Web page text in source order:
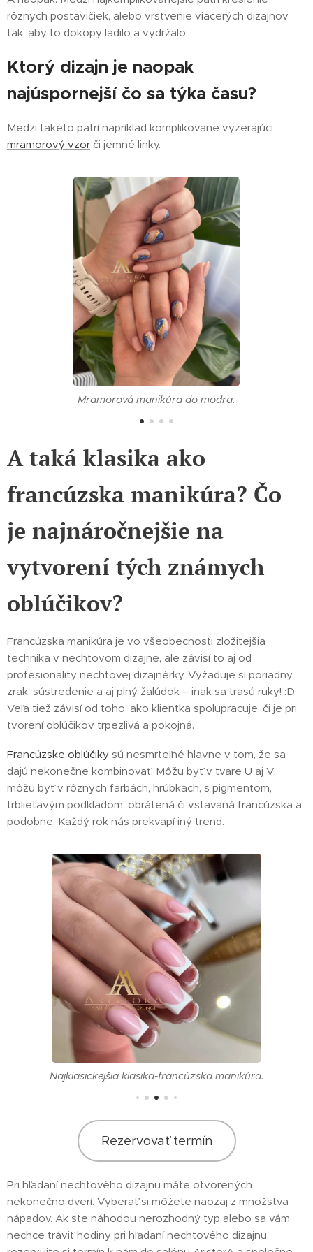
rôznych postavičiek, alebo vrstvenie viacerých dizajnov
tak, aby to dokopy ladilo a vydržalo.
Ktorý dizajn je naopak
najúspornejší čo sa týka času?
Medzi takéto patrí napríklad komplikovane vyzerajúci
mramorový vzor či jemné linky.
Mramorová manikúra do modra.
A taká klasika ako
francúzska manikúra? Čo
je najnáročnejšie na
vytvorení tých známych
oblúčikov?
Francúzska manikúra je vo všeobecnosti zložitejšia
technika v nechtovom dizajne, ale závisí to aj od
profesionality nechtovej dizajnérky. Vyžaduje si poriadny
zrak, sústredenie a aj plný žalúdok – inak sa trasú ruky! :D
Veľa tiež závisí od toho, ako klientka spolupracuje, či je pri
tvorení oblúčikov trpezlivá a pokojná.
Francúzske oblúčiky sú nesmrteľné hlavne v tom, že sa
dajú nekonečne kombinovať. Môžu byť v tvare U aj V,
môžu byť v rôznych farbách, hrúbkach, s pigmentom,
trblietavým podkladom, obrátená či vstavaná francúzska a
podobne. Každý rok nás prekvapí iný trend.
Najklasickejšia klasika-francúzska manikúra.
Rezervovať termín
Pri hľadaní nechtového dizajnu máte otvorených
nekonečno dverí. Vyberať si môžete naozaj z množstva
nápadov. Ak ste náhodou nerozhodný typ alebo sa vám
nechce tráviť hodiny pri hľadaní nechtového dizajnu,
10.07.2026
Letný